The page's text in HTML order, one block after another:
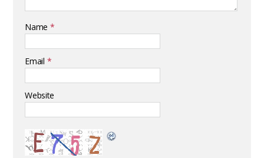
Name *
Email *
Website